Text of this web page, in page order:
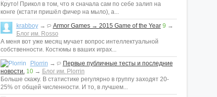
Круто! Прикол в том, что я сначала сам по себе залип на
конге (кстати пришёл фичер на мыло), а...
krabboy→ Armor Games → 2015 Game of the Year 9 →
Блог им. Rosso
А меня вот уже месяц мучает вопрос интеллектуальной
собственности. Костюмы в ваших играх...
Plorrin →
Первые публичные тесты и последние
новости. 10→ Блог им. Plorrin
Больше скажу. В статистике регулярно в группу заходят 20-
25% от общей численности. И то, в лучшем...